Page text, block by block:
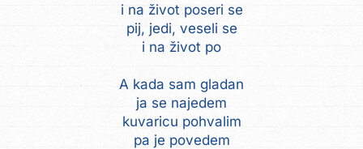
i na život poseri se
pij, jedi, veseli se
i na život po
A kada sam gladan
ja se najedem
kuvaricu pohvalim
pa je povedem